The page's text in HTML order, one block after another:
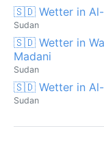
🇸🇩 Wetter in Al-
Sudan
🇸🇩 Wetter in
Madani
Sudan
🇸🇩 Wetter in Al-
Sudan